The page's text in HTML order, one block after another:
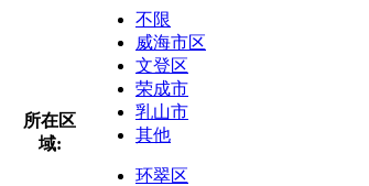
所在区
域:
不限
威海市区
文登区
荣成市
乳山市
其他
环翠区